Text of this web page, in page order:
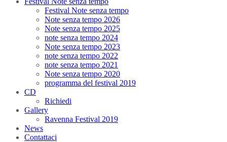
Festival Note senza tempo
Note senza tempo 2026
Note senza tempo 2025
note senza tempo 2024
Note senza tempo 2023
note senza tempo 2022
note senza tempo 2021
Note senza tempo 2020
programma del festival 2019
CD
Richiedi
Gallery
Ravenna Festival 2019
News
Contattaci